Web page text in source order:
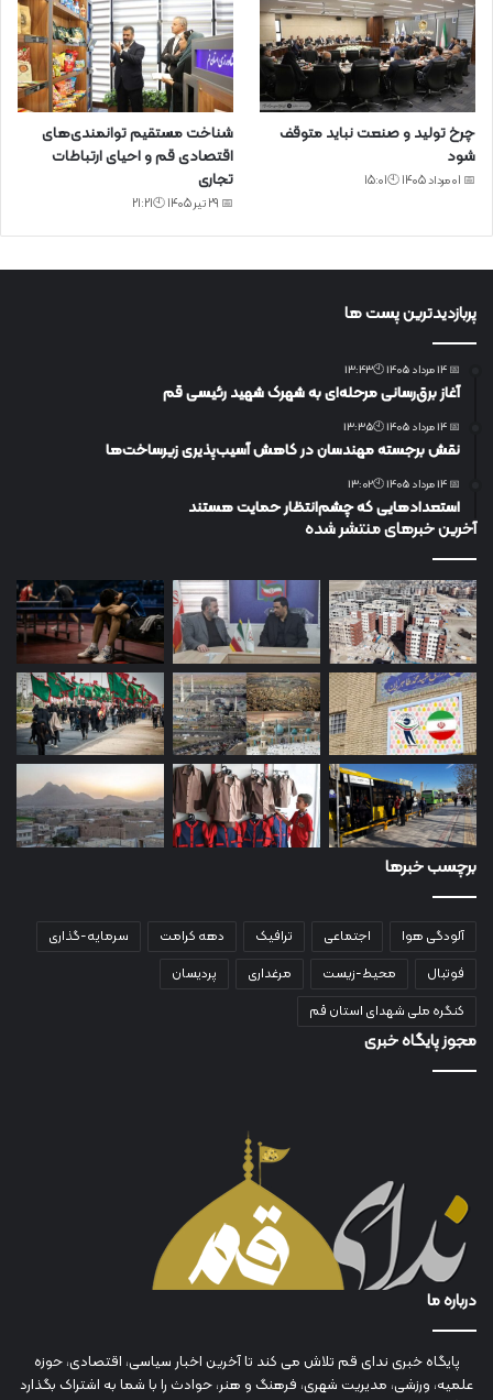
چرخ تولید و صنعت نباید متوقف
شود
📅 01 مرداد 1405 🕙15:01
شناخت مستقیم توانمندی‌های
اقتصادی قم و احیای ارتباطات
تجاری
📅 29 تیر 1405 🕙21:21
پربازدیدترین پست ها
📅 14 مرداد 1405 🕙13:43
آغاز برق‌رسانی مرحله‌ای به شهرک شهید رئیسی قم
📅 14 مرداد 1405 🕙13:35
نقش برجسته مهندسان در کاهش آسیب‌پذیری زیرساخت‌ها
📅 14 مرداد 1405 🕙13:02
استعدادهایی که چشم‌انتظار حمایت هستند
آخرین خبرهای منتشر شده
برچسب خبرها
آلودگی هوا اجتماعی ترافیک دهه کرامت
سرمایه-گذاری
فوتبال
محیط-زیست مرغداری
پردیسان
کنگره ملی شهدای استان قم
مجوز پایگاه خبری
درباره ما
پایگاه خبری ندای قم تلاش می کند تا آخرین اخبار سیاسی، اقتصادی، حوزه
علمیه، ورزشی، مدیریت شهری، فرهنگ و هنر، حوادث را با شما به اشتراک بگذارد